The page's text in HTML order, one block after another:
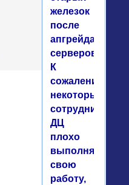
железок
после
апгрейда
серверов.
К
сожалению
некоторые
сотрудники
ДЦ
плохо
выполняют
свою
работу,